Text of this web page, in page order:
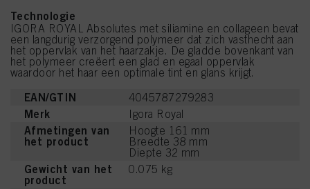
Technologie
IGORA ROYAL Absolutes met siliamine en collageen bevat
een langdurig verzorgend polymeer dat zich vasthecht aan
het oppervlak van het haarzakje. De gladde bovenkant van
het polymeer creëert een glad en egaal oppervlak
waardoor het haar een optimale tint en glans krijgt.
EAN/GTIN 4045787279283
Merk Igora Royal
Afmetingen van
het product
Hoogte 161 mm
Breedte 38 mm
Diepte 32 mm
Gewicht van het
product
0.075 kg